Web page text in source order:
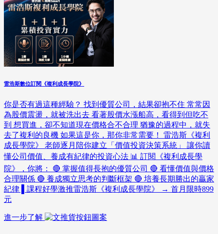
雷浩斯數位訂閱《複利成長學院》
你是否有過這種經驗？ 找到優質公司，結果卻抱不住 常常因
為股價震盪，就被洗出去 看著股價水漲船高，看得到但吃不
到 想買進，卻不知道現在價格合不合理 猶豫的過程中，就失
去了複利的良機 如果這是你，那你非常需要！ 雷浩斯《複利
成長學院》 老師逐月陪你建立「價值投資決策系統」 讓你讀
懂公司價值、養成有紀律的投資心法 📊 訂閱《複利成長學
院》，你將： 🔴 掌握值得長抱的優質公司 🔴 看懂價值與價格
合理關係 🔴 養成獨立思考的判斷框架 🔴 培養長期勝出的贏家
紀律 ▌課程好學激推雷浩斯《複利成長學院》 → 首月限時899
元
進一步了解